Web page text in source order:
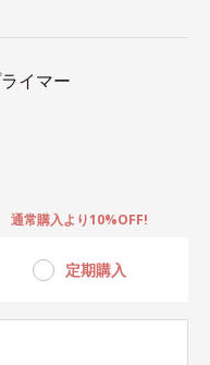
イマー
定期購入
通常購入より10%OFF!